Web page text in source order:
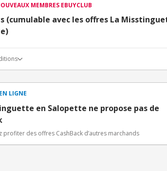
MEMBRES EBUYCLUB
(cumulable avec les offres La
crédités immédiatement + 1€ supplémentaire crédité
à une toute première inscription chez eBuyClub.
LIGNE
en Salopette ne propose pas de
profiter des offres CashBack d’autres marchands